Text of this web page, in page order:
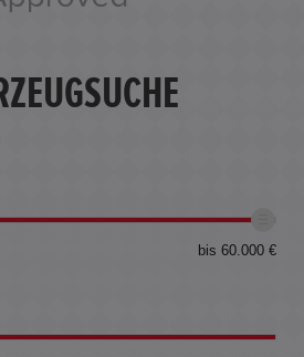
bis 60.000 €